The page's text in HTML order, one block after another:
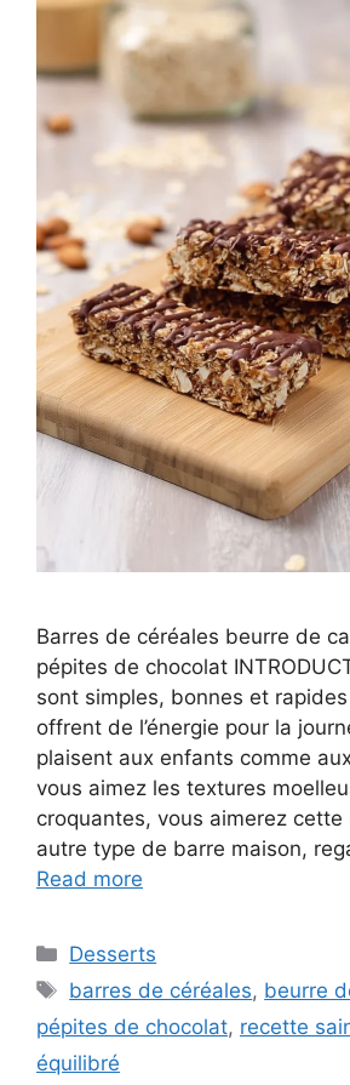
Barres de céréales beurre de
pépites de chocolat
sont simples, bonnes et
offrent de l’énergie pour la
plaisent aux enfants comme
vous aimez les textures
croquantes, vous aimerez cette
autre type de barre maison,
Read more
Categories
Desserts
Tags
barres de céréales, beurre
pépites de chocolat, recette
équilibré